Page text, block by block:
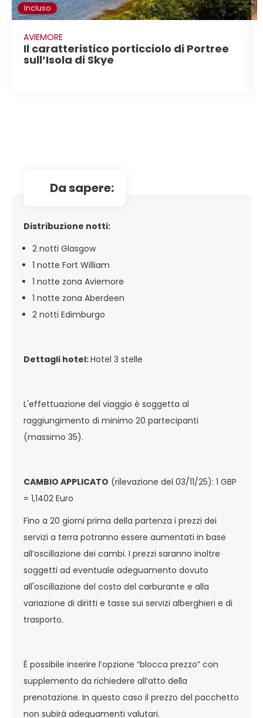
Incluso
AVIEMORE
Il caratteristico porticciolo di Portree
sull’Isola di Skye
da sapere:
Distribuzione notti:
2 notti Glasgow
1 notte Fort William
1 notte zona Aviemore
1 notte zona Aberdeen
2 notti Edimburgo
Dettagli hotel:Hotel 3 stelle
L'effettuazione del viaggio è soggetta al
raggiungimento di minimo 20 partecipanti
(massimo 35).
CAMBIO APPLICATO (rilevazione del 03/11/25): 1 GBP
= 1,1402 Euro
Fino a 20 giorni prima della partenza i prezzi dei
servizi a terra potranno essere aumentati in base
all’oscillazione dei cambi. I prezzi saranno inoltre
soggetti ad eventuale adeguamento dovuto
all'oscillazione del costo del carburante e alla
variazione di diritti e tasse sui servizi alberghieri e di
trasporto.
È possibile inserire l’opzione “blocca prezzo” con
supplemento da richiedere all’atto della
prenotazione. In questo caso il prezzo del pacchetto
non subirà adeguamenti valutari.